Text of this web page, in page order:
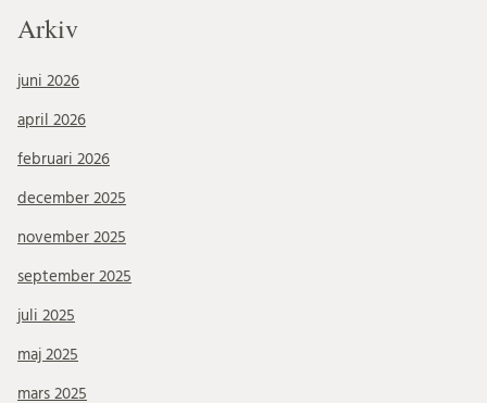
Arkiv
juni 2026
april 2026
februari 2026
december 2025
november 2025
september 2025
juli 2025
maj 2025
mars 2025